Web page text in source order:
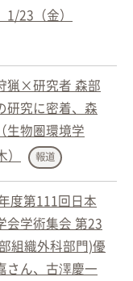
23（金）
猟×研究者 森部
研究に密着、森
生物圏環境学
報道
度第111回日本
会学術集会 第23
組織外科部門)優
さん、古澤慶一